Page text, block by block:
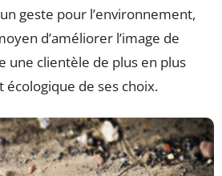
geste pour l’environnement,
d’améliorer l’image de
une clientèle de plus en plus
écologique de ses choix.